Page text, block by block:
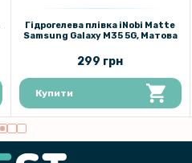
Гідрогелева плівка iNobi Matte
Samsung Galaxy M35 5G​​, Матова
299 грн
Купити